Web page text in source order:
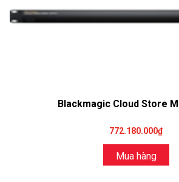
Blackmagic Cloud Store
772.180.000₫
Mua hàng